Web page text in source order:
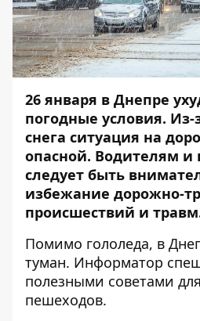
26 января в Днепре
погодные условия. Из-
снега ситуация на
опасной. Водителям
следует быть
избежание дорожно-
происшествий и
Помимо гололеда, в
туман. Информатор
полезными советами
пешеходов.